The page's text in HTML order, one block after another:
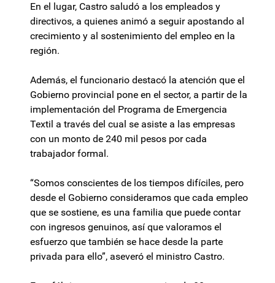
En el lugar, Castro saludó a los empleados y
directivos, a quienes animó a seguir apostando al
crecimiento y al sostenimiento del empleo en la
región.
Además, el funcionario destacó la atención que el
Gobierno provincial pone en el sector, a partir de la
implementación del Programa de Emergencia
Textil a través del cual se asiste a las empresas
con un monto de 240 mil pesos por cada
trabajador formal.
“Somos conscientes de los tiempos difíciles, pero
desde el Gobierno consideramos que cada empleo
que se sostiene, es una familia que puede contar
con ingresos genuinos, así que valoramos el
esfuerzo que también se hace desde la parte
privada para ello”, aseveró el ministro Castro.